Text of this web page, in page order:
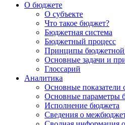
О бюджете
О субъекте
Что такое бюджет?
Бюджетная система
Бюджетный процесс
Принципы бюджетной
Основные задачи и
Глоссарий
Аналитика
Основные показатели
Основные параметры
Исполнение бюджета
Сведения о